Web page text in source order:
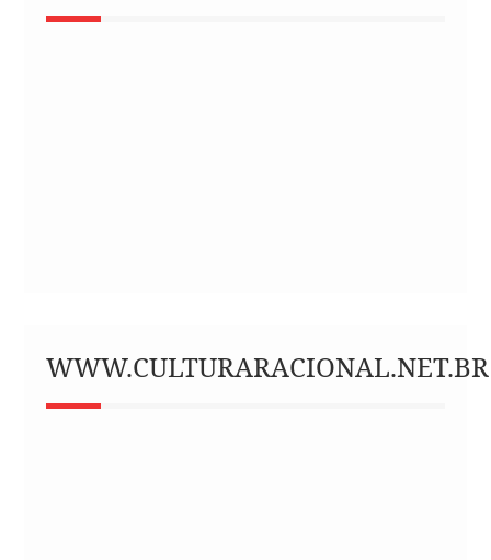
WWW.CULTURARACIONAL.NET.BR